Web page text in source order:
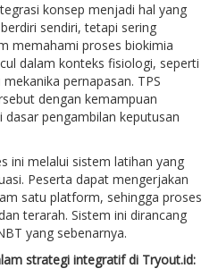
konsep menjadi hal yang
sendiri, tetapi sering
memahami proses biokimia
dalam konteks fisiologi, seperti
pernapasan. TPS
dengan kemampuan
pengambilan keputusan
ini melalui sistem latihan yang
Peserta dapat mengerjakan
satu platform, sehingga proses
terarah. Sistem ini dirancang
yang sebenarnya.
strategi integratif di Tryout.id: